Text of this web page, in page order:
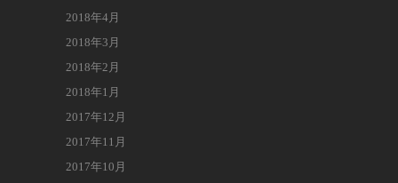
2018年4月
2018年3月
2018年2月
2018年1月
2017年12月
2017年11月
2017年10月